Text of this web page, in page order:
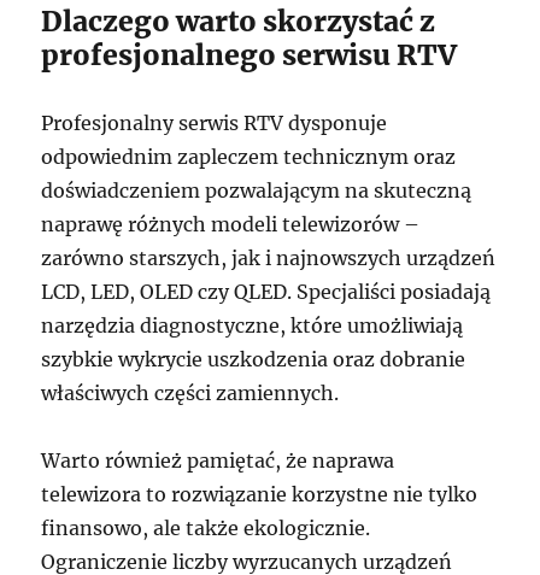
Dlaczego warto skorzystać z
profesjonalnego serwisu RTV
Profesjonalny serwis RTV dysponuje
odpowiednim zapleczem technicznym oraz
doświadczeniem pozwalającym na skuteczną
naprawę różnych modeli telewizorów –
zarówno starszych, jak i najnowszych urządzeń
LCD, LED, OLED czy QLED. Specjaliści posiadają
narzędzia diagnostyczne, które umożliwiają
szybkie wykrycie uszkodzenia oraz dobranie
właściwych części zamiennych.
Warto również pamiętać, że naprawa
telewizora to rozwiązanie korzystne nie tylko
finansowo, ale także ekologicznie.
Ograniczenie liczby wyrzucanych urządzeń